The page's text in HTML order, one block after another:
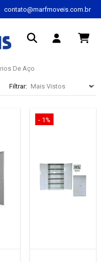
contato@marfmoveis.com.br
De Aço
Filtrar:
- 1%